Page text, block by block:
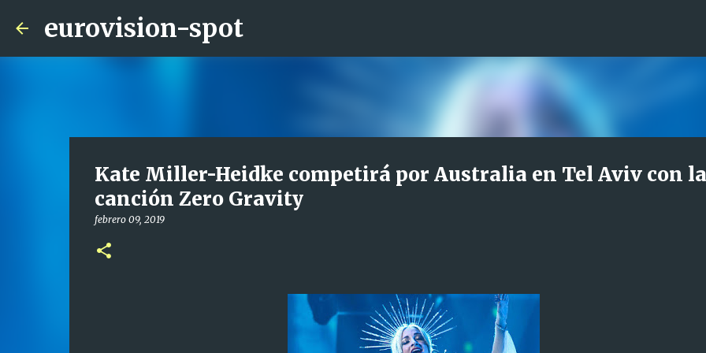
eurovision-spot
Kate Miller-Heidke competirá por Australia en Tel Aviv con la
canción Zero Gravity
febrero 09, 2019